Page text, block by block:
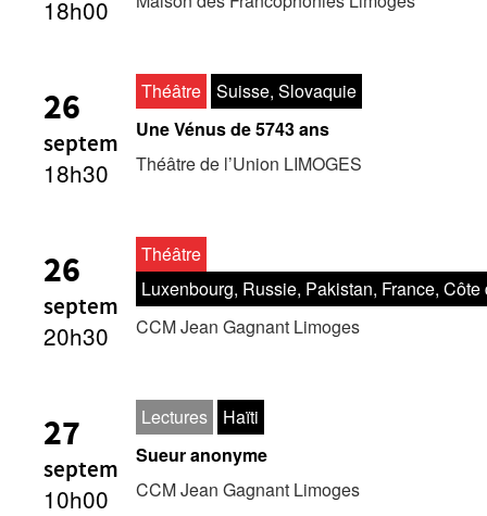
18h00
26
septem
18h30
Théâtre
Suisse, Slovaquie
Une Vénus de 5743 ans
Théâtre de l’Union LIMOGES
26
septem
20h30
Théâtre
Luxenbourg, Russie, Pakistan, France, Côte
L’Enfant-soldat née Musique
CCM Jean Gagnant Limoges
27
septem
10h00
Lectures
Haïti
Sueur anonyme
CCM Jean Gagnant Limoges